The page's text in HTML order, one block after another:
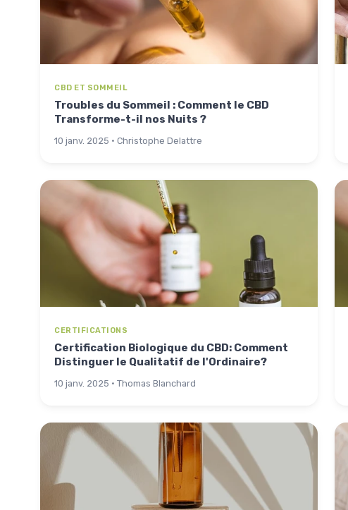
CBD ET SOMMEIL
Troubles du Sommeil : Comment le CBD
Transforme-t-il nos Nuits ?
10 janv. 2025 · Christophe Delattre
CERTIFICATIONS
Certification Biologique du CBD: Comment
Distinguer le Qualitatif de l'Ordinaire?
10 janv. 2025 · Thomas Blanchard